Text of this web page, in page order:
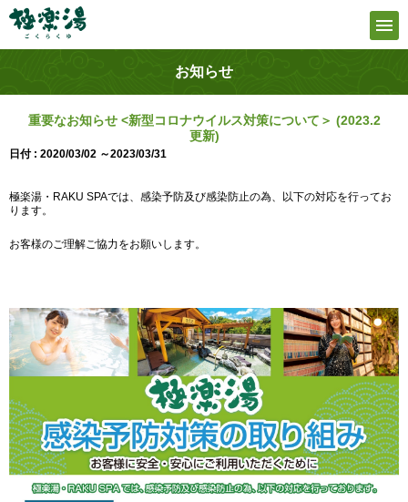
お知らせ
重要なお知らせ <新型コロナウイルス対策について＞ (2023.2
更新)
日付 : 2020/03/02 ～2023/03/31
極楽湯・RAKU SPAでは、感染予防及び感染防止の為、以下の対応を行ってお
ります。
お客様のご理解ご協力をお願いします。